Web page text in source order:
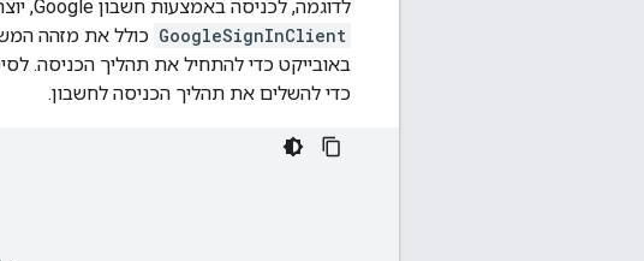
לדוגמה, לכניסה באמצעות חשבון Google, יוצרים אובייקט
GoogleSignInClient כולל את מזהה
כדי להשלים את תהליך הכניסה לחשבון.